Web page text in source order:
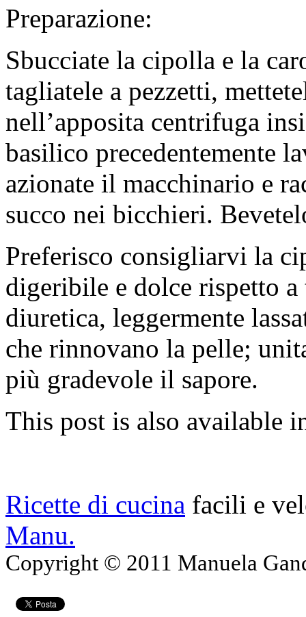
Preparazione:
Sbucciate la cipolla e la
tagliatele a pezzetti,
nell’apposita centrifuga
basilico precedentemente
azionate il macchinario e
succo nei bicchieri.
Preferisco consigliarvi la
digeribile e dolce rispetto
diuretica, leggermente
che rinnovano la pelle;
più gradevole il sapore.
This post is also available
Ricette di cucina facili e
Manu.
Copyright © 2011 Manuela